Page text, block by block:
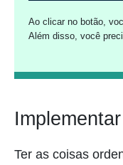
Ao clicar no botão,
Além disso, você
Ter as coisas